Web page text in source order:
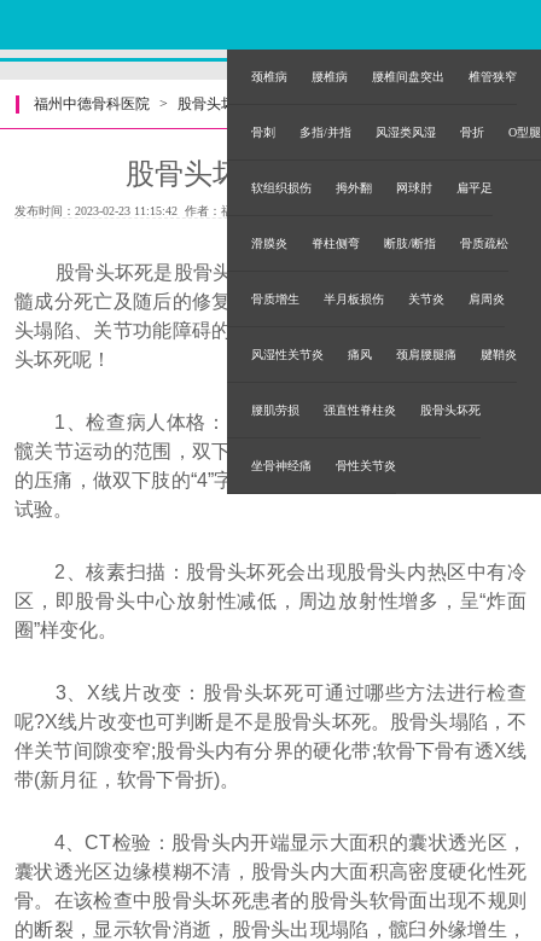
颈椎病 腰椎病 腰椎间盘突出 椎管狭窄
骨刺 多指/并指 风湿类风湿 骨折 O型腿
软组织损伤 拇外翻 网球肘 扁平足
滑膜炎 脊柱侧弯 断肢/断指 骨质疏松
骨质增生 半月板损伤 关节炎 肩周炎
风湿性关节炎 痛风 颈肩腰腿痛 腱鞘炎
腰肌劳损 强直性脊柱炎 股骨头坏死
坐骨神经痛 骨性关节炎
福州中德骨科医院 > 股骨头坏死
股骨头坏的检查与治疗
发布时间：2023-02-23 11:15:42 作者：福州中德骨科医院
股骨头坏死是股骨头血供中断或受损，引起骨细胞及骨
髓成分死亡及随后的修复，继而导致股骨头结构改变、股骨
头塌陷、关节功能障碍的疾病。那么那些方法可以检查股骨
头坏死呢！
1、检查病人体格：观察股骨头坏死患者的步态，检查
髋关节运动的范围，双下肢长度和周径的测量，髋关节局部
的压痛，做双下肢的“4”字试验，托马氏征、艾利斯征和叩击
试验。
2、核素扫描：股骨头坏死会出现股骨头内热区中有冷
区，即股骨头中心放射性减低，周边放射性增多，呈“炸面
圈”样变化。
3、X线片改变：股骨头坏死可通过哪些方法进行检查
呢?X线片改变也可判断是不是股骨头坏死。股骨头塌陷，不
伴关节间隙变窄;股骨头内有分界的硬化带;软骨下骨有透X线
带(新月征，软骨下骨折)。
4、CT检验：股骨头内开端显示大面积的囊状透光区，
囊状透光区边缘模糊不清，股骨头内大面积高密度硬化性死
骨。在该检查中股骨头坏死患者的股骨头软骨面出现不规则
的断裂，显示软骨消逝，股骨头出现塌陷，髋臼外缘增生，